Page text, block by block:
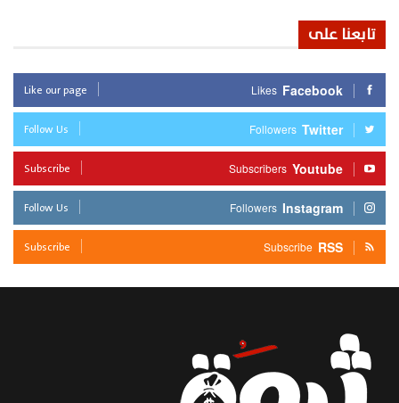
تابعنا على
Facebook
Likes
Like our page
Twitter
Followers
Follow Us
Youtube
Subscribers
Subscribe
Instagram
Followers
Follow Us
RSS
Subscribe
Subscribe